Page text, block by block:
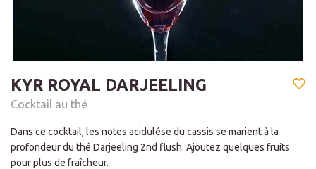
KYR ROYAL DARJEELING
Cocktail au thé
Dans ce cocktail, les notes acidulése du cassis se marient à la
profondeur du thé Darjeeling 2nd flush. Ajoutez quelques fruits
pour plus de fraîcheur.